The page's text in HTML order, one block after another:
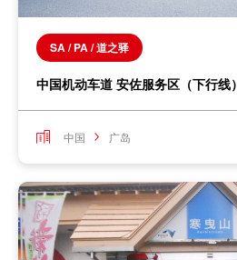
SA / PA / 道之驿
中国机动车道 安佐服务区（下行线）
中国 广岛